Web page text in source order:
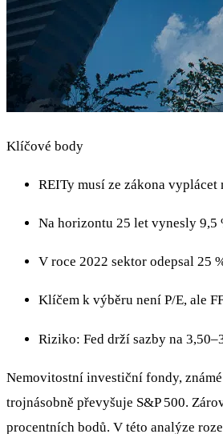
Klíčové body
REITy musí ze zákona
Na horizontu 25 let vynesly 9,5
V roce 2022 sektor odepsal 25
Klíčem k výběru není P/E, ale
Riziko: Fed drží sazby na
Nemovitostní investiční fondy,
trojnásobně převyšuje S&P 500.
procentních bodů. V této analýze